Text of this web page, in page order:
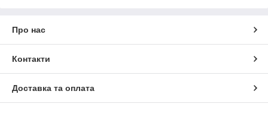
Про нас
Контакти
Доставка та оплата